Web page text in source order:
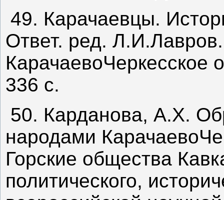
49. Карачаевцы.
Ответ. ред.
КарачаевоЧеркесское
336 с.
50. Карданова, А.Х.
народами
Горские общества
политического,